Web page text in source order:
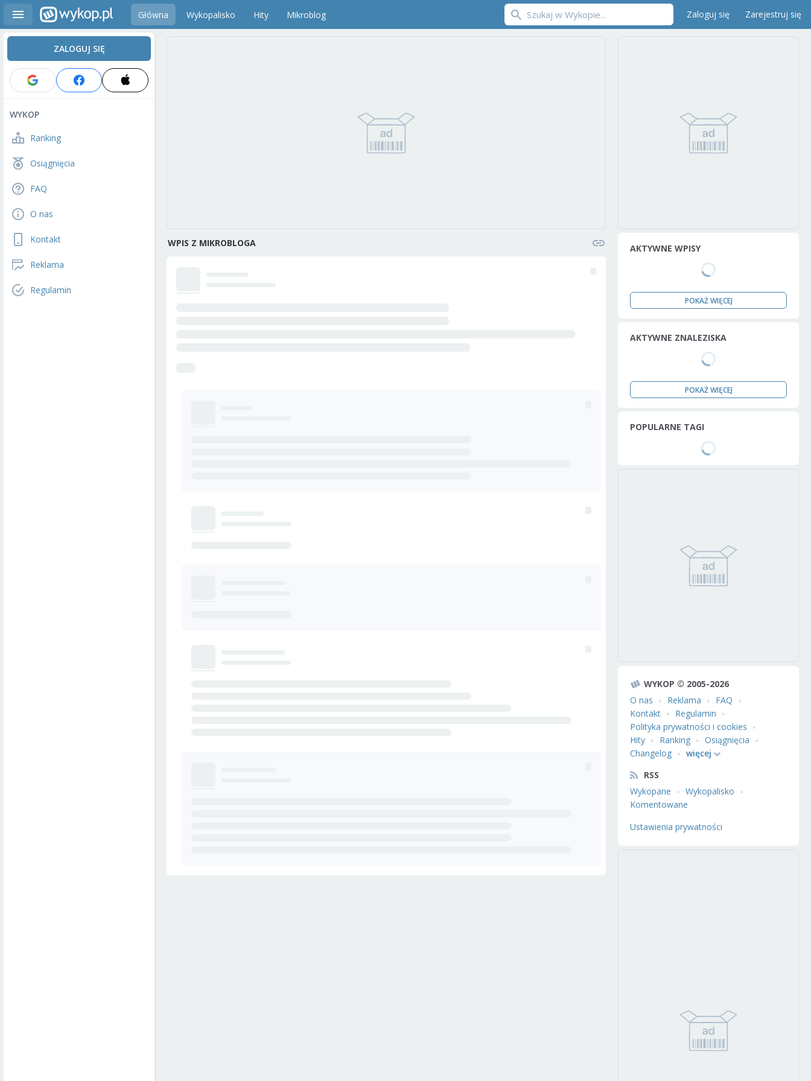
Główna Wykopalisko Hity Mikroblog Zaloguj się Zarejestruj się
ZALOGUJ SIĘ
WYKOP
Ranking
Osiągnięcia
FAQ
O nas
Kontakt
Reklama
Regulamin
WPIS Z MIKROBLOGA AKTYWNE WPISY
POKAŻ WIĘCEJ
AKTYWNE ZNALEZISKA
POKAŻ WIĘCEJ
POPULARNE TAGI
WYKOP © 2005-2026
O nas
Reklama
FAQ
Kontakt
Regulamin
Polityka prywatności i cookies
Hity
Ranking
Osiągnięcia
Changelog
więcej
RSS
Wykopane
Wykopalisko
Komentowane
Ustawienia prywatności